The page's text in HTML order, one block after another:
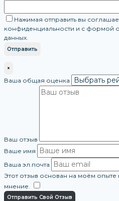
Нажимая отправить вы
конфиденциальности и с формой
данных.
×
Ваша общая оценка
Ваш отзыв
Ваше имя
Ваша эл.почта
Этот отзыв основан на моём
мнение.
Отправить Свой Отзыв